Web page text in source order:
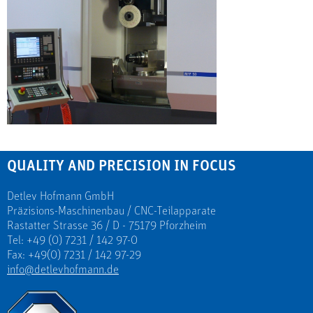
QUALITY AND PRECISION IN FOCUS
Detlev Hofmann GmbH
Präzisions-Maschinenbau / CNC-Teilapparate
Rastatter Strasse 36 / D - 75179 Pforzheim
Tel: +49 (0) 7231 / 142 97-0
Fax: +49(0) 7231 / 142 97-29
info@detlevhofmann.de